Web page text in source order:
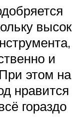
высок
и
этом на
нравится
гораздо